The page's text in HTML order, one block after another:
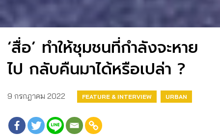
‘สื่อ’ ทำให้ชุมชนที่กำลังจะหาย
ไป กลับคืนมาได้หรือเปล่า ?
9 กรกฎาคม 2022 FEATURE & INTERVIEW URBAN